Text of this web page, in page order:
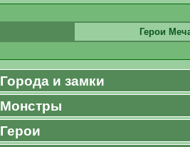
Герои
Города и замки
Монстры
Герои